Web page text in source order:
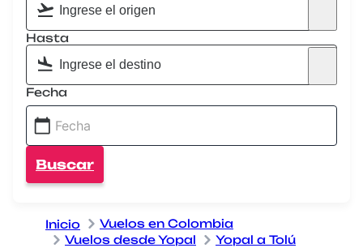
Hasta
Fecha
Buscar
Inicio
Vuelos en Colombia
Vuelos desde Yopal
Yopal a Tolú